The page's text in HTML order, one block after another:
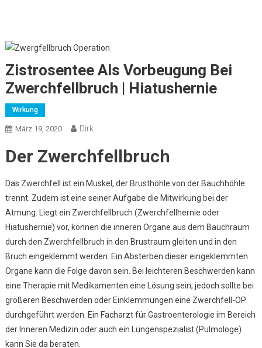
Zistrosentee Als Vorbeugung Bei
Zwerchfellbruch | Hiatushernie
Wirkung
März 19, 2020 Dirk
Der Zwerchfellbruch
Das Zwerchfell ist ein Muskel, der Brusthöhle von der Bauchhöhle
trennt. Zudem ist eine seiner Aufgabe die Mitwirkung bei der
Atmung. Liegt ein Zwerchfellbruch (Zwerchfellhernie oder
Hiatushernie) vor, können die inneren Organe aus dem Bauchraum
durch den Zwerchfellbruch in den Brustraum gleiten und in den
Bruch eingeklemmt werden. Ein Absterben dieser eingeklemmten
Organe kann die Folge davon sein. Bei leichteren Beschwerden kann
eine Therapie mit Medikamenten eine Lösung sein, jedoch sollte bei
größeren Beschwerden oder Einklemmungen eine Zwerchfell-OP
durchgeführt werden. Ein Facharzt für Gastroenterologie im Bereich
der Inneren Medizin oder auch ein Lungenspezialist (Pulmologe)
kann Sie da beraten.